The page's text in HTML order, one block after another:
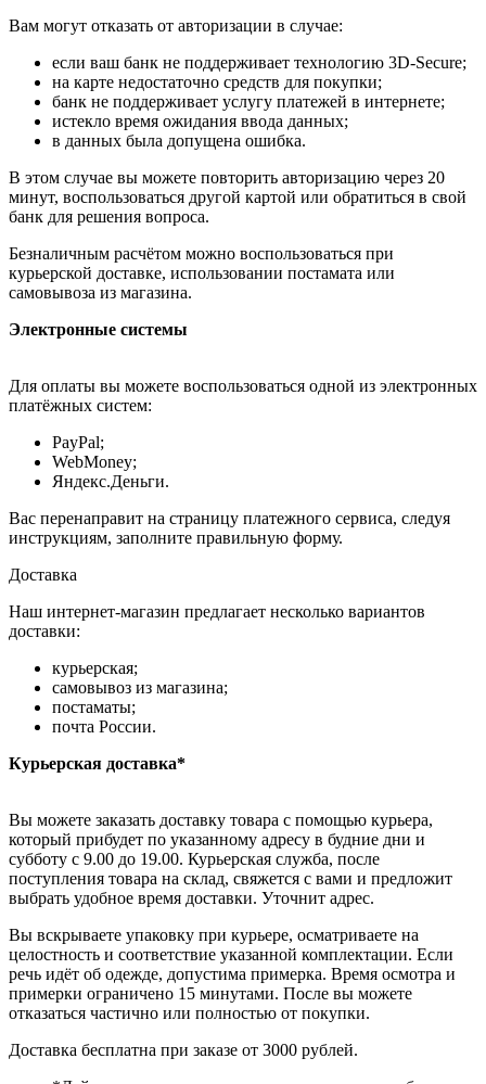
Вам могут отказать от авторизации в случае:
если ваш банк не поддерживает технологию 3D-Secure;
на карте недостаточно средств для покупки;
банк не поддерживает услугу платежей в интернете;
истекло время ожидания ввода данных;
в данных была допущена ошибка.
В этом случае вы можете повторить авторизацию через 20
минут, воспользоваться другой картой или обратиться в свой
банк для решения вопроса.
Безналичным расчётом можно воспользоваться при
курьерской доставке, использовании постамата или
самовывоза из магазина.
Электронные системы
Для оплаты вы можете воспользоваться одной из электронных
платёжных систем:
PayPal;
WebMoney;
Яндекс.Деньги.
Вас перенаправит на страницу платежного сервиса, следуя
инструкциям, заполните правильную форму.
Доставка
Наш интернет-магазин предлагает несколько вариантов
доставки:
курьерская;
самовывоз из магазина;
постаматы;
почта России.
Курьерская доставка*
Вы можете заказать доставку товара с помощью курьера,
который прибудет по указанному адресу в будние дни и
субботу с 9.00 до 19.00. Курьерская служба, после
поступления товара на склад, свяжется с вами и предложит
выбрать удобное время доставки. Уточнит адрес.
Вы вскрываете упаковку при курьере, осматриваете на
целостность и соответствие указанной комплектации. Если
речь идёт об одежде, допустима примерка. Время осмотра и
примерки ограничено 15 минутами. После вы можете
отказаться частично или полностью от покупки.
Доставка бесплатна при заказе от 3000 рублей.